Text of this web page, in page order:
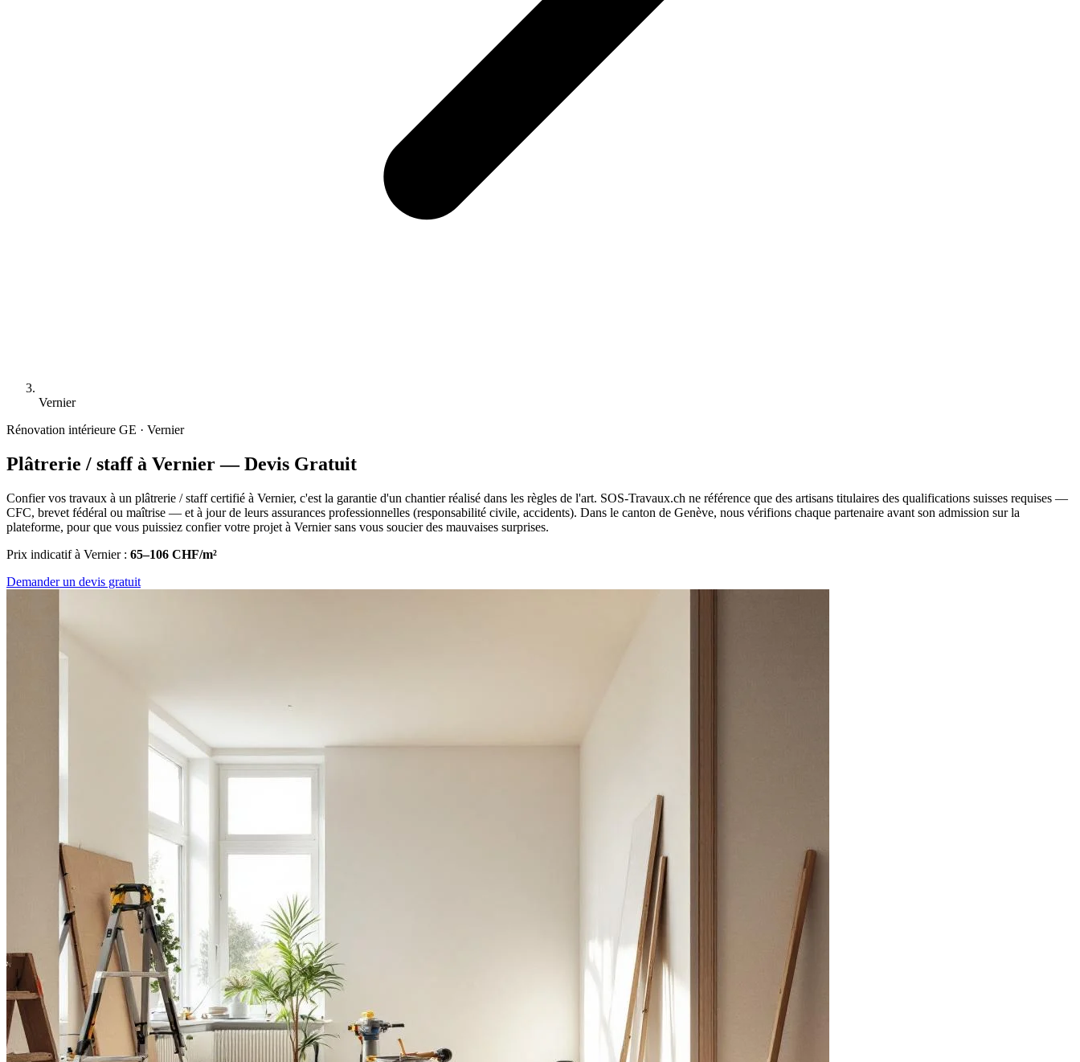
Vernier
Rénovation intérieure GE · Vernier
Plâtrerie / staff à Vernier — Devis Gratuit
Confier vos travaux à un plâtrerie / staff certifié à Vernier, c'est la garantie d'un chantier réalisé dans les règles de l'art. SOS-Travaux.ch ne référence que des artisans titulaires des qualifications suisses requises —
CFC, brevet fédéral ou maîtrise — et à jour de leurs assurances professionnelles (responsabilité civile, accidents). Dans le canton de Genève, nous vérifions chaque partenaire avant son admission sur la
plateforme, pour que vous puissiez confier votre projet à Vernier sans vous soucier des mauvaises surprises.
Prix indicatif à Vernier : 65–106 CHF/m²
Demander un devis gratuit